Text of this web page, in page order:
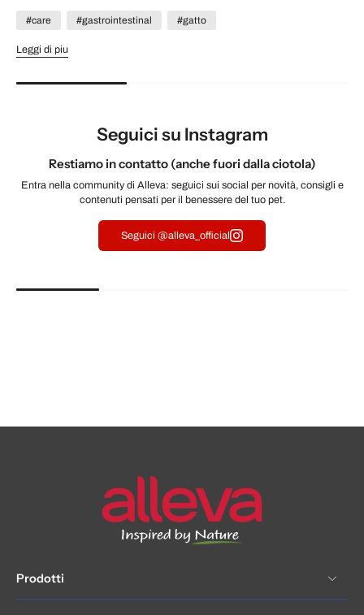
#care
#gastrointestinal #gatto
Leggi di piu
Seguici su Instagram
Restiamo in contatto (anche fuori dalla ciotola)
Entra nella community di Alleva: seguici sui social per novità, consigli e
contenuti pensati per il benessere del tuo pet.
Seguici @alleva_official
Prodotti